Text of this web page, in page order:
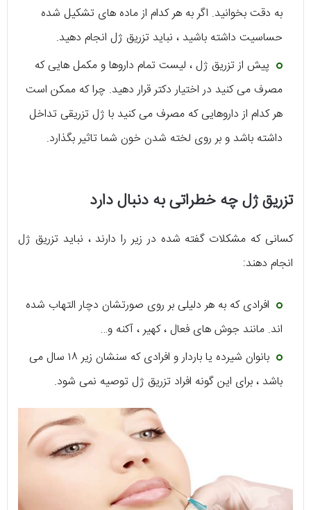
به دقت بخوانید. اگر به هر کدام از ماده های تشکیل شده
حساسیت داشته باشید ، نباید تزریق ژل انجام دهید.
پیش از تزریق ژل ، لیست تمام داروها و مکمل هایی که
مصرف می کنید در اختیار دکتر قرار دهید. چرا که ممکن است
هر کدام از داروهایی که مصرف می کنید با ژل تزریقی تداخل
داشته باشد و بر روی لخته شدن خون شما تاثیر بگذارد.
تزریق ژل چه خطراتی به دنبال دارد
کسانی که مشکلات گفته شده در زیر را دارند ، نباید تزریق ژل
انجام دهند:
افرادی که به هر دلیلی بر روی صورتشان دچار التهاب شده
اند. مانند جوش های فعال ، کهیر ، آکنه و…
بانوان شیرده یا باردار و افرادی که سنشان زیر ۱۸ سال می
باشد ، برای این گونه افراد تزریق ژل توصیه نمی شود.